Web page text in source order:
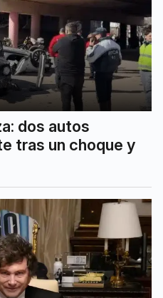
dos autos
tras un choque y